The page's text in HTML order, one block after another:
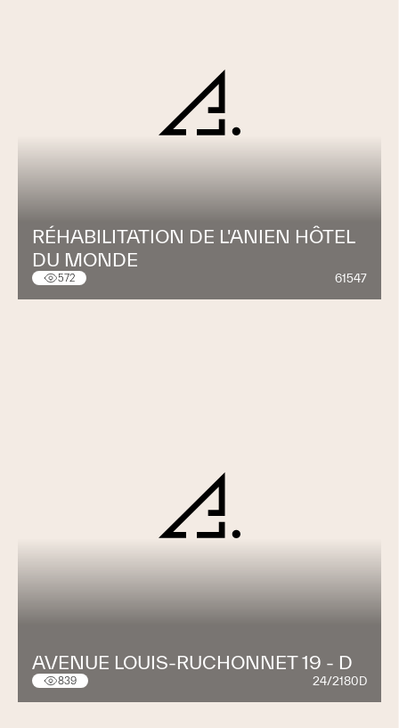
RÉHABILITATION DE L'ANIEN HÔTEL
DU MONDE
572 61547
AVENUE LOUIS-RUCHONNET 19 - D
839 24/2180D